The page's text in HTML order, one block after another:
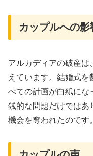
カップルへの影
アルカディアの破産
えています。結婚式
べての計画が白紙にな
銭的な問題だけではあ
機会を奪われたのです。